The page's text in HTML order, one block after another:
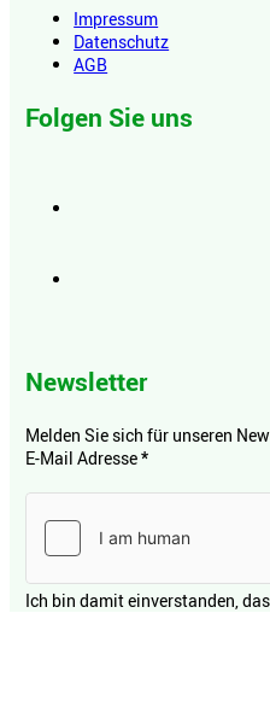
Impressum
Datenschutz
AGB
Folgen Sie uns
Newsletter
Melden Sie sich für unseren
E-Mail Adresse*
Ich bin damit einverstanden,